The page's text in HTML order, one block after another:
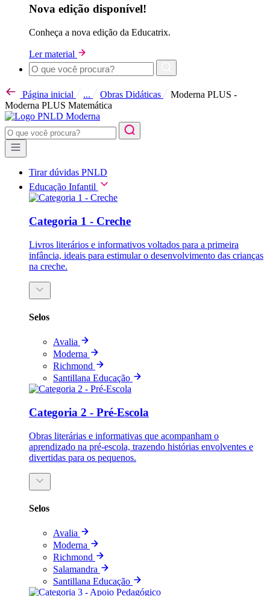
Nova edição disponível!
Conheça a nova edição da Educatrix.
Ler material
Página inicial ... Obras Didáticas
Moderna PLUS -
Moderna PLUS Matemática
Tirar dúvidas PNLD
Educação Infantil
Categoria 1 - Creche
Livros literários e informativos voltados para a primeira
infância, ideais para estimular o desenvolvimento das crianças
na creche.
Selos
Avalia
Moderna
Richmond
Santillana Educação
Categoria 2 - Pré-Escola
Obras literárias e informativas que acompanham o
aprendizado na pré-escola, trazendo histórias envolventes e
divertidas para os pequenos.
Selos
Avalia
Moderna
Richmond
Salamandra
Santillana Educação